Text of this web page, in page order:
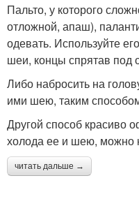
Пальто, у которого
отложной, апаш),
одевать. Используйте
шеи, концы спрятав под
Либо набросить на
ими шею, таким
Другой способ красиво
холода ее и шею, можно
читать дальше →